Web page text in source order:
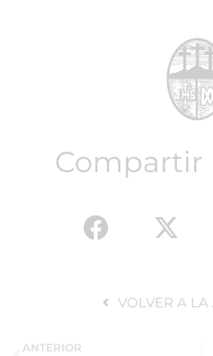
Compartir
VOLVER A
ANTERIOR